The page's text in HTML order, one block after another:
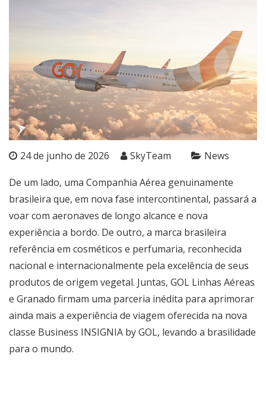
24 de junho de 2026 SkyTeam News
De um lado, uma Companhia Aérea genuinamente
brasileira que, em nova fase intercontinental, passará a
voar com aeronaves de longo alcance e nova
experiência a bordo. De outro, a marca brasileira
referência em cosméticos e perfumaria, reconhecida
nacional e internacionalmente pela excelência de seus
produtos de origem vegetal. Juntas, GOL Linhas Aéreas
e Granado firmam uma parceria inédita para aprimorar
ainda mais a experiência de viagem oferecida na nova
classe Business INSIGNIA by GOL, levando a brasilidade
para o mundo.